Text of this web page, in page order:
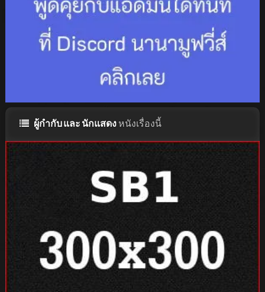
ผู้กำกับ และ นักแสดงหนังเรื่องนี้